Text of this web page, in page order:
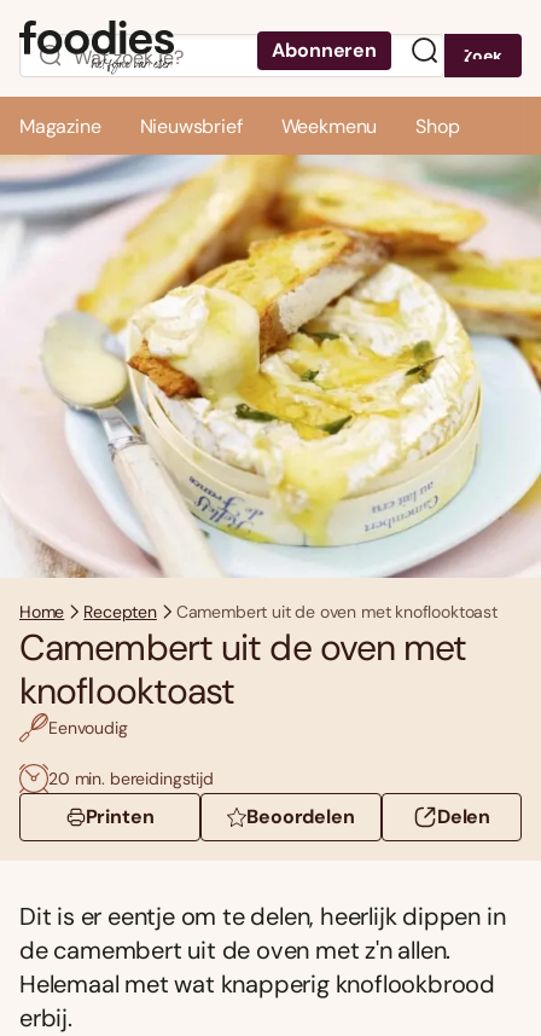
Abonneren Zoek
Magazine Nieuwsbrief Weekmenu Shop
Home Recepten Camembert uit de oven met knoflooktoast
Camembert uit de oven met
knoflooktoast
Eenvoudig
20 min. bereidingstijd
Printen Beoordelen Delen
Dit is er eentje om te delen, heerlijk dippen in
de camembert uit de oven met z'n allen.
Helemaal met wat knapperig knoflookbrood
erbij.